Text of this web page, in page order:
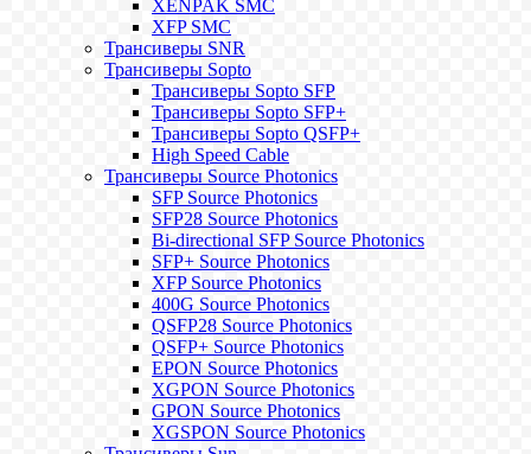
XENPAK SMC
XFP SMC
Трансиверы SNR
Трансиверы Sopto
Трансиверы Sopto SFP
Трансиверы Sopto SFP+
Трансиверы Sopto QSFP+
High Speed Cable
Трансиверы Source Photonics
SFP Source Photonics
SFP28 Source Photonics
Bi-directional SFP Source Photonics
SFP+ Source Photonics
XFP Source Photonics
400G Source Photonics
QSFP28 Source Photonics
QSFP+ Source Photonics
EPON Source Photonics
XGPON Source Photonics
GPON Source Photonics
XGSPON Source Photonics